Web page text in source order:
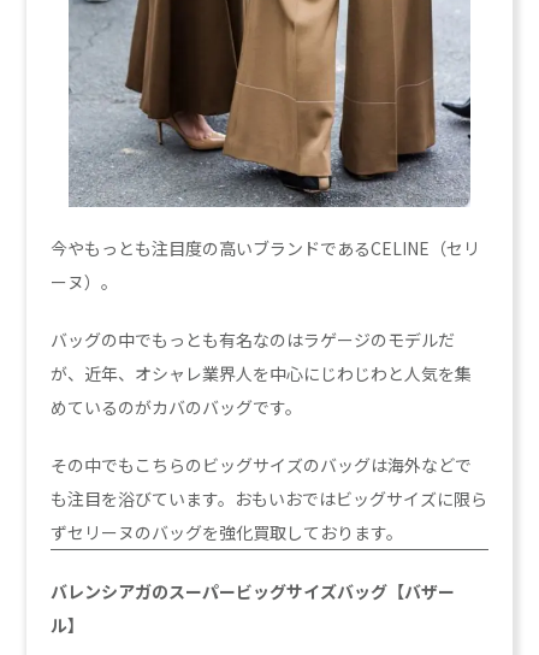
今やもっとも注目度の高いブランドであるCELINE（セリ
ーヌ）。
バッグの中でもっとも有名なのはラゲージのモデルだ
が、近年、オシャレ業界人を中心にじわじわと人気を集
めているのがカバのバッグです。
その中でもこちらのビッグサイズのバッグは海外などで
も注目を浴びています。おもいおではビッグサイズに限ら
ずセリーヌのバッグを強化買取しております。
バレンシアガのスーパービッグサイズバッグ【バザー
ル】